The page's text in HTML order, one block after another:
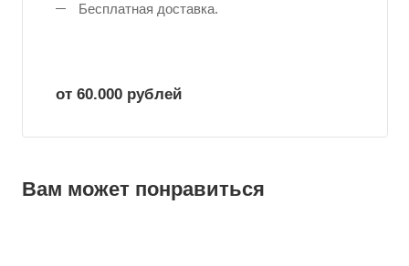
Бесплатная доставка.
от 60.000 рублей
Вам может понравиться